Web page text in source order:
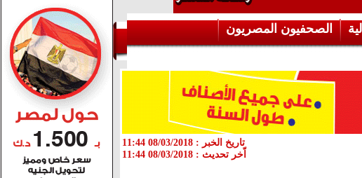
الصحفيون المصريون
تاريخ الخبر : 08/03/2018 11:44
اّخر تحديث : 08/03/2018 11:44